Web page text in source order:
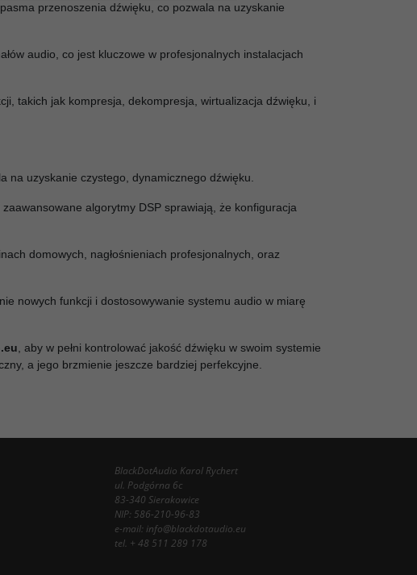
przenoszenia dźwięku, co pozwala na uzyskanie
audio, co jest kluczowe w profesjonalnych instalacjach
takich jak kompresja, dekompresja, wirtualizacja dźwięku, i
na uzyskanie czystego, dynamicznego dźwięku.
algorytmy DSP sprawiają, że konfiguracja
domowych, nagłośnieniach profesjonalnych, oraz
nowych funkcji i dostosowywanie systemu audio w miarę
, aby w pełni kontrolować jakość dźwięku w swoim systemie
a jego brzmienie jeszcze bardziej perfekcyjne.
BlackDotAudio Karol Rychert
ul. Podgórna 6c
83-340 Sierakowice
NIP: 586-210-96-83
e-mail:info@blackdotaudio.eu
tel. + 48 511 289 178